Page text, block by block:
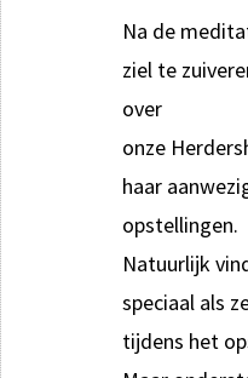
Na de
ziel te
over
onze
haar
opstellingen.
Natuurlijk
speciaal als
tijdens het